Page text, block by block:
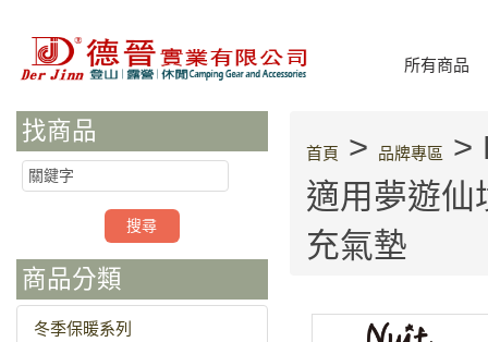
所有商品
找商品
商品分類
冬季保暖系列
首頁 > 品牌專區
>
適用夢遊仙
充氣墊